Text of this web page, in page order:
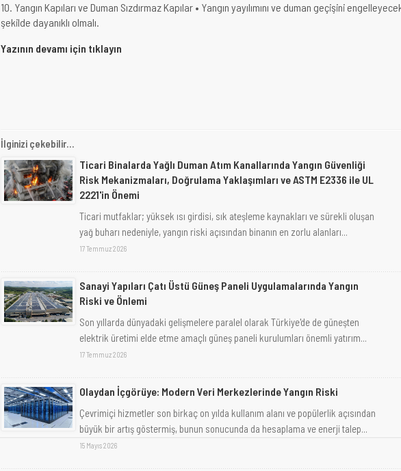
10. Yangın Kapıları ve Duman Sızdırmaz Kapılar • Yangın yayılımını ve duman geçişini
şekilde dayanıklı olmalı.
Yazının devamı için tıklayın
İlginizi çekebilir...
Ticari Binalarda Yağlı Duman Atım Kanallarında Yangın Güvenliği
Risk Mekanizmaları, Doğrulama Yaklaşımları ve ASTM E2336 ile UL
2221'in Önemi
Ticari mutfaklar; yüksek ısı girdisi, sık ateşleme kaynakları ve sürekli oluşan
yağ buharı nedeniyle, yangın riski açısından binanın en zorlu alanları...
17 Temmuz 2026
Sanayi Yapıları Çatı Üstü Güneş Paneli Uygulamalarında Yangın
Riski ve Önlemi
Son yıllarda dünyadaki gelişmelere paralel olarak Türkiye'de de güneşten
elektrik üretimi elde etme amaçlı güneş paneli kurulumları önemli yatırım...
17 Temmuz 2026
Olaydan İçgörüye: Modern Veri Merkezlerinde Yangın Riski
Çevrimiçi hizmetler son birkaç on yılda kullanım alanı ve popülerlik açısından
büyük bir artış göstermiş, bunun sonucunda da hesaplama ve enerji talep...
15 Mayıs 2026